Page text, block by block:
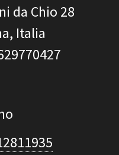
da Chio 28
Italia